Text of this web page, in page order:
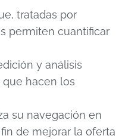
tratadas por
permiten cuantificar
y análisis
hacen los
su navegación en
de mejorar la oferta